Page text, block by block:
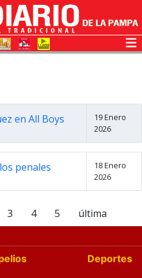
en All Boys
19 Enero
2026
penales
18 Enero
2026
3 4 5 última
Deportes